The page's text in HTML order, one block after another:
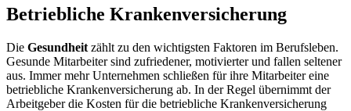
Betriebliche Krankenversicherung
Die Gesundheit zählt zu den wichtigsten Faktoren im Berufsleben.
Gesunde Mitarbeiter sind zufriedener, motivierter und fallen seltener
aus. Immer mehr Unternehmen schließen für ihre Mitarbeiter eine
betriebliche Krankenversicherung ab. In der Regel übernimmt der
Arbeitgeber die Kosten für die betriebliche Krankenversicherung